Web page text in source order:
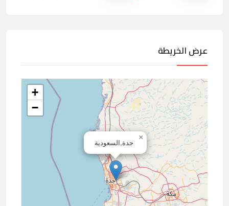
عرض الخريطة
جدة,السعودية
×
+
−